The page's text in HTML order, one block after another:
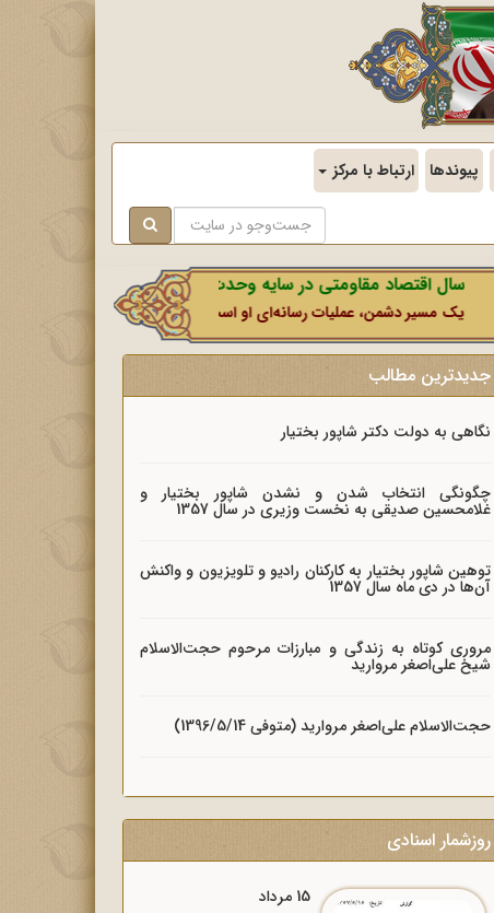
پیوندها ارتباط با مرکز
سال اقتصاد مقاومتی در سایه وحدت ملی و امنیت ملی.
یک مسیر دشمن، عملیات رسانه‌ای او است که در این ایام بطور خاص با
جدیدترین مطالب
نگاهی به دولت دکتر شاپور بختیار
چگونگی انتخاب شدن و نشدن شاپور بختیار و
غلامحسین صدیقی به نخست وزیری در سال 1357
توهین شاپور بختیار به کارکنان رادیو و تلویزیون و واکنش
آن‌ها در دی ماه سال 1357
مروری کوتاه به زندگی و مبارزات مرحوم حجت‌الاسلام
شیخ علی‌اصغر مروارید
حجت‌الاسلام علی‌اصغر مروارید (متوفی 1396/5/14)
روزشمار اسنادی
15 مرداد